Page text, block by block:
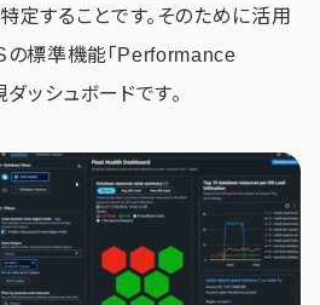
定することです。そのために活用
の標準機能「Performance
ッシュボードです。